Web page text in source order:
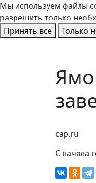
Мы используем файлы
разрешить только
Принять все
Только
cap.ru
С начала